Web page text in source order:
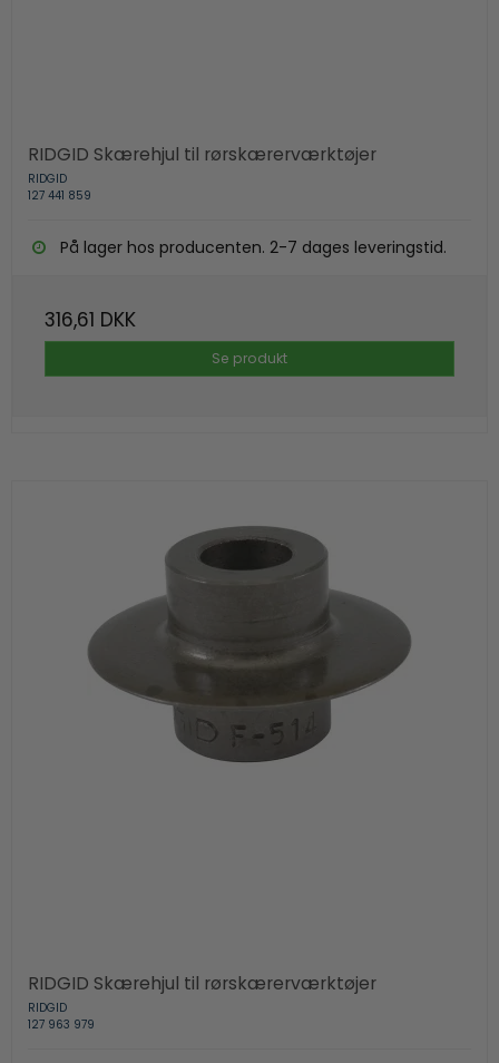
RIDGID Skærehjul til rørskærerværktøjer
RIDGID
127 441 859
På lager hos producenten. 2-7 dages leveringstid.
316,61 DKK
Se produkt
RIDGID Skærehjul til rørskærerværktøjer
RIDGID
127 963 979